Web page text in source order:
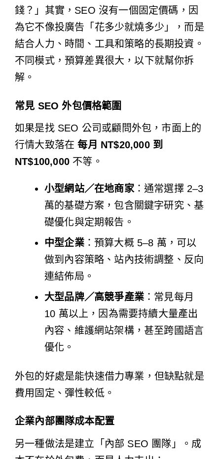
錢？」其實，SEO 沒有一個固定價碼，因
為它不像投廣告「花多少就燒多少」，而是
結合人力、時間、工具和策略的長期投資。
不同模式，預算差異很大，以下就幫你拆
解。
常見 SEO 外包價格範圍
如果是找 SEO 公司或顧問外包，市面上的
行情大致落在每月 NT$20,000 到
NT$100,000 不等。
小型網站／在地商家：通常選擇 2–3
萬的基礎方案，包含關鍵字研究、基
礎優化與定期報告。
中型企業：預算大概 5–8 萬，可以
做到內容策略、站內技術調整、反向
連結佈局。
大型品牌／高競爭產業 ：常見每月
10 萬以上，因為需要持續大量產出
內容、維護網站架構，甚至跨國語言
優化。
外包的好處是能快速借力專業，但缺點就是
費用固定、彈性較低。
企業內部團隊成本配置
另一種做法是建立「內部 SEO 團隊」。成